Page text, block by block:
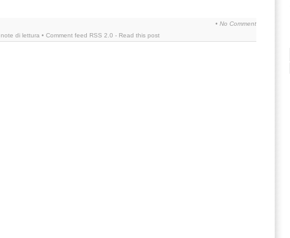
note di lettura • Comment feed RSS 2.0 - Read this post
• No Comment